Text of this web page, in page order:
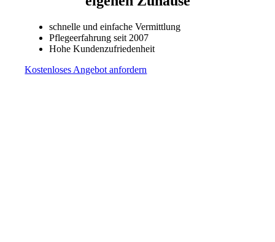
schnelle und einfache Vermittlung
Pflegeerfahrung seit 2007
Hohe Kundenzufriedenheit
Kostenloses Angebot anfordern